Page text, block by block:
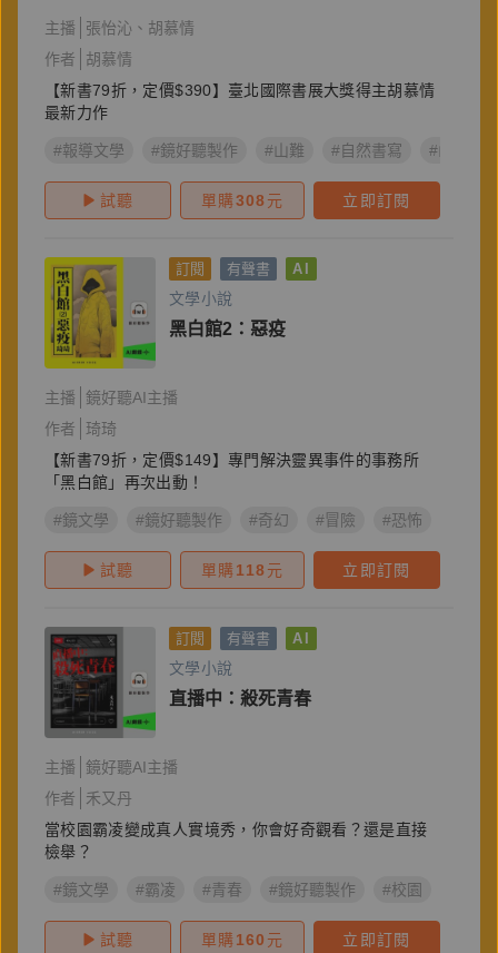
主播 張怡沁
胡慕情
作者
胡慕情
【新書79折，定價$390】臺北國際書展大獎得主胡慕情
最新力作
#報導文學 #鏡好聽製作 #山難 #自然書寫 #山岳文
試聽 單購308元 立即訂閱
訂閱 有聲書 AI
文學小說
黑白館2：惡疫
主播
鏡好聽AI主播
作者
琦琦
【新書79折，定價$149】專門解決靈異事件的事務所
「黑白館」再次出動！
#鏡文學 #鏡好聽製作 #奇幻 #冒險 #恐怖
試聽 單購118元 立即訂閱
訂閱 有聲書 AI
文學小說
直播中：殺死青春
主播
鏡好聽AI主播
作者
禾又丹
當校園霸凌變成真人實境秀，你會好奇觀看？還是直接
檢舉？
#鏡文學 #霸凌 #青春 #鏡好聽製作 #校園
試聽 單購160 元 立即訂閱